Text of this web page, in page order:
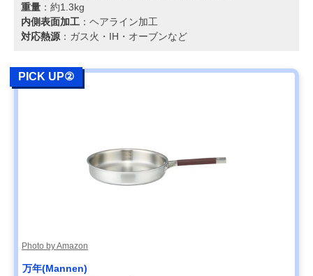
重量 ：約1.3kg
内側表面加工 ：ヘアライン加工
対応熱源 ：ガス火・IH・オーブンなど
PICK UP②
Photo by Amazon
‎万年(Mannen)